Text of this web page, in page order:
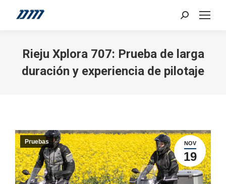
Search:
Rieju Xplora 707: Prueba de larga
duración y experiencia de pilotaje
NOV
19
Pruebas